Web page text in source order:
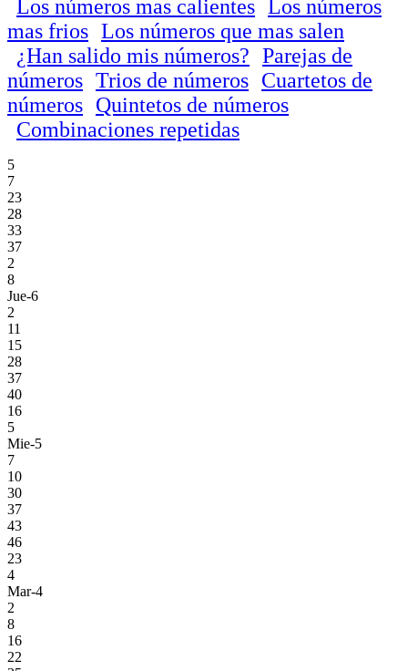
Los números mas calientes
Los números
mas frios Los números que mas salen
¿Han salido mis números? Parejas de
números Trios de números Cuartetos de
números Quintetos de números
Combinaciones repetidas
5
7
23
28
33
37
2
8
Jue-6
2
11
15
28
37
40
16
5
Mie-5
7
10
30
37
43
46
23
4
Mar-4
2
8
16
22